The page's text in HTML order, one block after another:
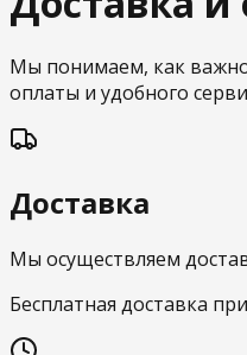
Мы понимаем, как важно
оплаты и удобного
Доставка
Мы осуществляем
Бесплатная доставка